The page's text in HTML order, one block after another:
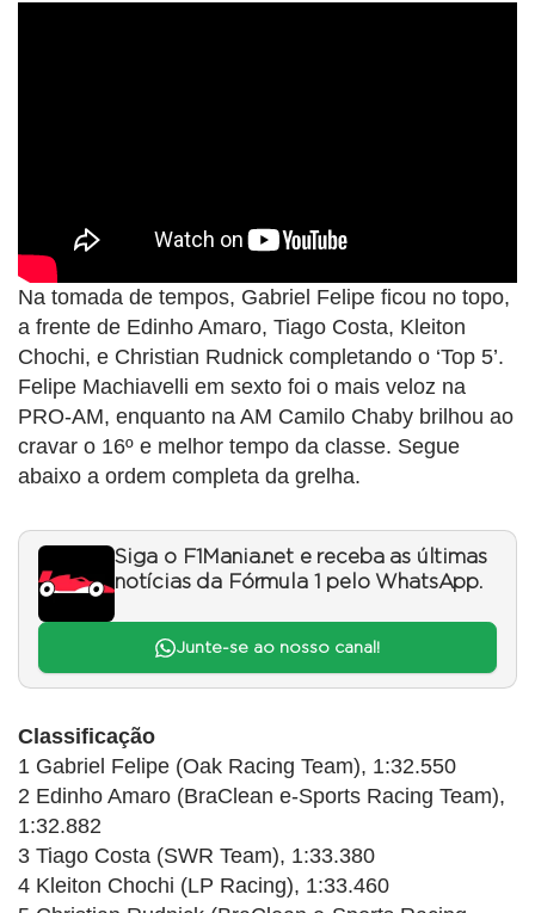
Na tomada de tempos, Gabriel Felipe ficou no topo,
a frente de Edinho Amaro, Tiago Costa, Kleiton
Chochi, e Christian Rudnick completando o ‘Top 5’.
Felipe Machiavelli em sexto foi o mais veloz na
PRO-AM, enquanto na AM Camilo Chaby brilhou ao
cravar o 16º e melhor tempo da classe. Segue
abaixo a ordem completa da grelha.
Siga o F1Mania.net e receba as últimas
notícias da Fórmula 1 pelo WhatsApp.
Junte-se ao nosso canal!
Classificação
1 Gabriel Felipe (Oak Racing Team), 1:32.550
2 Edinho Amaro (BraClean e-Sports Racing Team),
1:32.882
3 Tiago Costa (SWR Team), 1:33.380
4 Kleiton Chochi (LP Racing), 1:33.460